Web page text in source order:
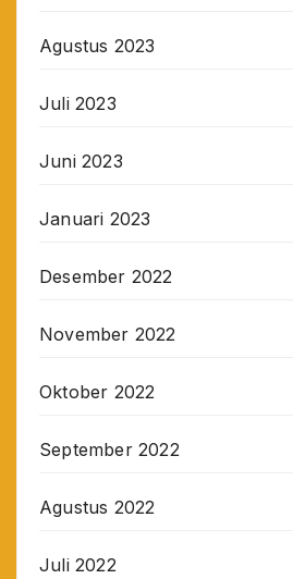
Agustus 2023
Juli 2023
Juni 2023
Januari 2023
Desember 2022
November 2022
Oktober 2022
September 2022
Agustus 2022
Juli 2022